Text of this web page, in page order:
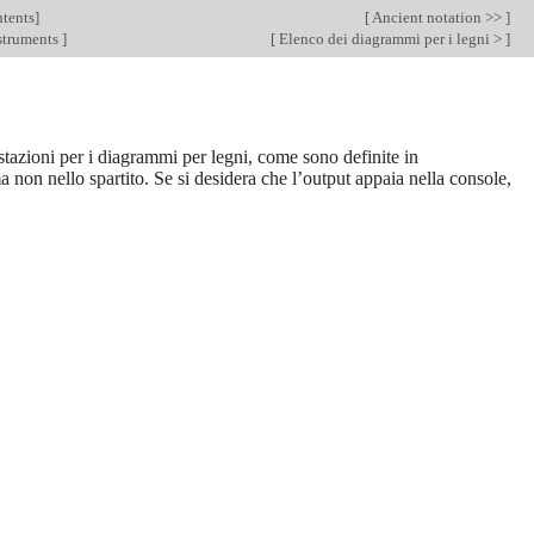
] [Ancient notation >> ]
] [ Elenco dei diagrammi per i legni > ]
per i diagrammi per legni, come sono definite in
non nello spartito. Se si desidera che l’output appaia nella console,